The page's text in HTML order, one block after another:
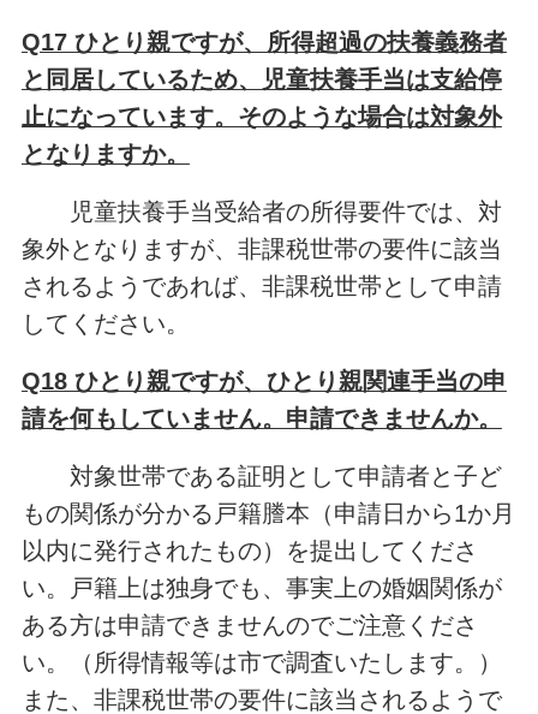
Q17 ひとり親ですが、所得超過の扶養義務者
と同居しているため、児童扶養手当は支給停
止になっています。そのような場合は対象外
となりますか。
児童扶養手当受給者の所得要件では、対
象外となりますが、非課税世帯の要件に該当
されるようであれば、非課税世帯として申請
してください。
Q18 ひとり親ですが、ひとり親関連手当の申
請を何もしていません。申請できませんか。
対象世帯である証明として申請者と子ど
もの関係が分かる戸籍謄本（申請日から1か月
以内に発行されたもの）を提出してくださ
い。戸籍上は独身でも、事実上の婚姻関係が
ある方は申請できませんのでご注意くださ
い。（所得情報等は市で調査いたします。）
また、非課税世帯の要件に該当されるようで